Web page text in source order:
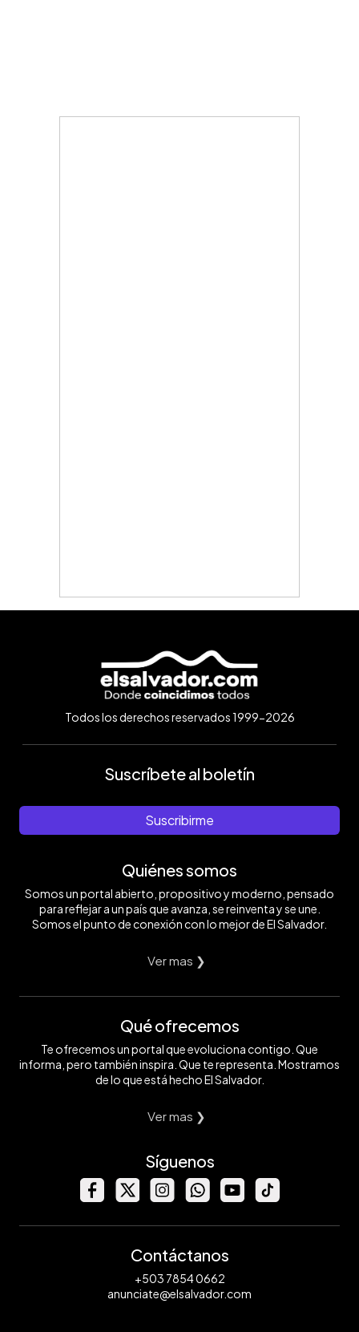
Todos los derechos reservados 1999-2026
Suscríbete al boletín
Suscribirme
Quiénes somos
Somos un portal abierto, propositivo y moderno, pensado
para reflejar a un país que avanza, se reinventa y se une.
Somos el punto de conexión con lo mejor de El Salvador.
Ver mas ❯
Qué ofrecemos
Te ofrecemos un portal que evoluciona contigo. Que
informa, pero también inspira. Que te representa. Mostramos
de lo que está hecho El Salvador.
Ver mas ❯
Síguenos
Contáctanos
+503 7854 0662
anunciate@elsalvador.com